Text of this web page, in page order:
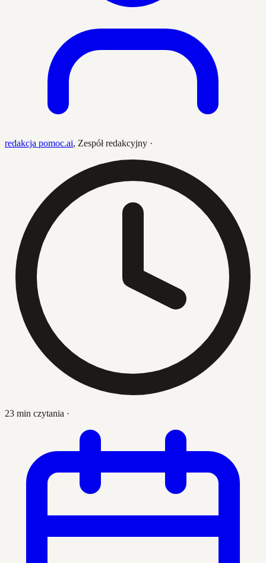
redakcja pomoc.ai, Zespół redakcyjny ·
23 min czytania ·